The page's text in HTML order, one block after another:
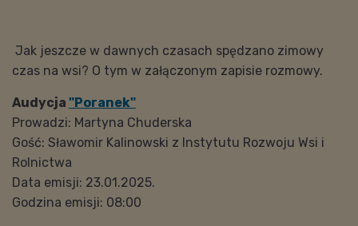
Jak jeszcze w dawnych czasach spędzano zimowy
czas na wsi? O tym w załączonym zapisie rozmowy.
Audycja "Poranek"
Prowadzi: Martyna Chuderska
Gość: Sławomir Kalinowski z Instytutu Rozwoju Wsi i
Rolnictwa
Data emisji: 23.01.2025.
Godzina emisji: 08:00